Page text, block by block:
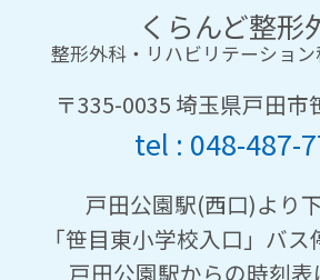
くらんど整形
整形外科・リハビリテーショ
〒335-0035 埼玉県戸田市
048-487-
戸田公園駅(西口)より
「笹目東小学校入口」バ
戸田公園駅からの時刻